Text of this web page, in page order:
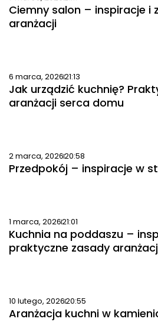
Ciemny salon – inspiracje i
aranżacji
6 marca, 202621:13
Jak urządzić kuchnię?
aranżacji serca domu
2 marca, 202620:58
Przedpokój – inspiracje w
1 marca, 202621:01
Kuchnia na poddaszu –
praktyczne zasady
10 lutego, 202620:55
Aranżacja kuchni w